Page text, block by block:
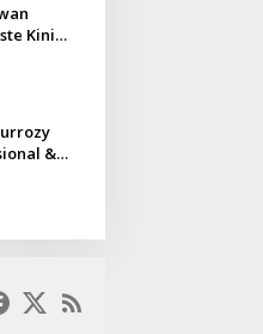
Kini
&
yang